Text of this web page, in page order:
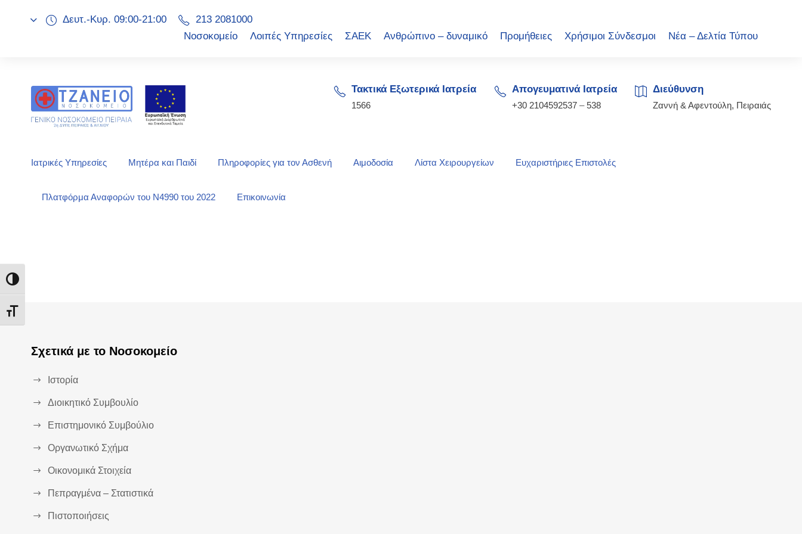
Εναλλαγή Υψηλής Αντίθεσης
Εναλλαγή Μεγέθους Γραμμάτων
Δευτ.-Κυρ. 09:00-21:00
213 2081000
Νοσοκομείο
Λοιπές Υπηρεσίες ΣΑΕΚ Ανθρώπινο – δυναμικό Προμήθειες Χρήσιμοι Σύνδεσμοι Νέα – Δελτία Τύπου
Τακτικά Εξωτερικά Ιατρεία
1566
Απογευματινά Ιατρεία
+30 2104592537 –538
Διεύθυνση
Ζαννή & Αφεντούλη, Πειραιάς
Ιατρικές Υπηρεσίες Μητέρα και Παιδί Πληροφορίες για τον Ασθενή Αιμοδοσία Λίστα Χειρουργείων Ευχαριστήριες Επιστολές
Πλατφόρμα Αναφορών του Ν4990 του 2022 Επικοινωνία
Σχετικά με το Νοσοκομείο
Ιστορία
Διοικητικό Συμβουλίο
Επιστημονικό Συμβούλιο
Οργανωτικό Σχήμα
Οικονομικά Στοιχεία
Πεπραγμένα – Στατιστικά
Πιστοποιήσεις